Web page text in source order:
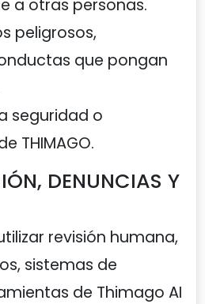
a otras personas.
peligrosos,
que pongan
seguridad o
THIMAGO.
DENUNCIAS Y
revisión humana,
sistemas de
de Thimago AI